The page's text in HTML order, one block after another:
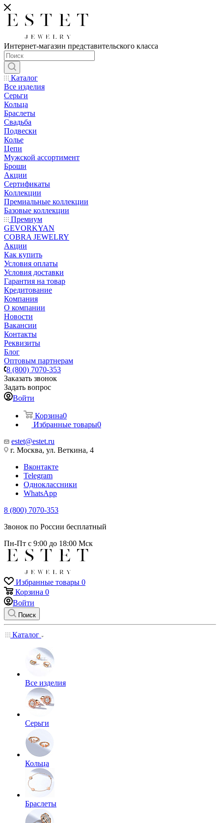
Интернет-магазин представительского класса
Каталог
Все изделия
Серьги
Кольца
Браслеты
Свадьба
Подвески
Колье
Цепи
Мужской ассортимент
Броши
Акции
Сертификаты
Коллекции
Премиальные коллекции
Базовые коллекции
Премиум
GEVORKYAN
COBRA JEWELRY
Акции
Как купить
Условия оплаты
Условия доставки
Гарантия на товар
Кредитование
Компания
О компании
Новости
Вакансии
Контакты
Реквизиты
Блог
Оптовым партнерам
8 (800) 7070-353
Заказать звонок
Задать вопрос
Войти
Корзина0
Избранные товары0
estet@estet.ru
г. Москва, ул. Веткина, 4
Вконтакте
Telegram
Одноклассники
WhatsApp
8 (800) 7070-353
Звонок по России бесплатный
Пн-Пт с 9:00 до 18:00 Мск
Избранные товары 0
Корзина 0
Войти
Поиск
Каталог
Все изделия
Серьги
Кольца
Браслеты